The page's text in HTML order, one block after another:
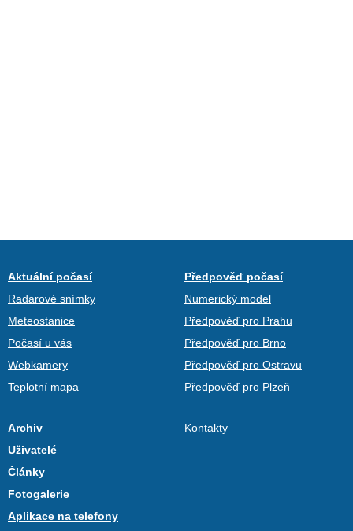
Aktuální počasí
Radarové snímky
Meteostanice
Počasí u vás
Webkamery
Teplotní mapa
Předpověď počasí
Numerický model
Předpověď pro Prahu
Předpověď pro Brno
Předpověď pro Ostravu
Předpověď pro Plzeň
Archiv
Uživatelé
Články
Fotogalerie
Aplikace na telefony
Kontakty